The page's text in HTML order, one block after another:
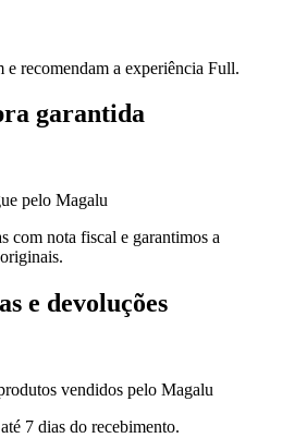
recomendam a experiência Full.
garantida
pelo Magalu
com nota fiscal e garantimos a
e devoluções
vendidos pelo Magalu
7 dias do recebimento.